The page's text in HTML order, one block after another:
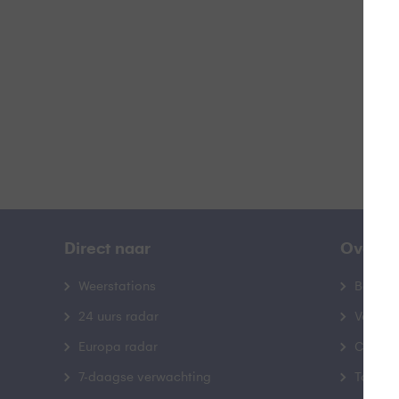
Direct naar
Weerstations
24 uurs radar
Europa radar
7-daagse verwachting
Over
Contact